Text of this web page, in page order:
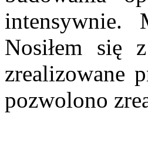
intensywnie.
Nosiłem się
zrealizowane
pozwolono